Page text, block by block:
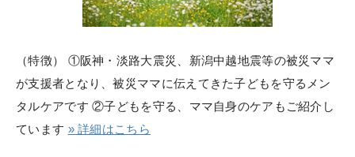
（特徴） ①阪神・淡路大震災、新潟中越地震等の被災ママ
が支援者となり、被災ママに伝えてきた子どもを守るメン
タルケアです ②子どもを守る、ママ自身のケアもご紹介し
ています » 詳細はこちら